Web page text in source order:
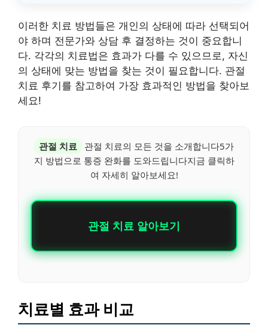
이러한 치료 방법들은 개인의 상태에 따라 선택되어
야 하며 전문가와 상담 후 결정하는 것이 중요합니
다. 각각의 치료법은 효과가 다를 수 있으므로, 자신
의 상태에 맞는 방법을 찾는 것이 필요합니다. 관절
치료 후기를 참고하여 가장 효과적인 방법을 찾아보
세요!
관절 치료
관절 치료의 모든 것을 소개합니다5가
지 방법으로 통증 완화를 도와드립니다지금 클릭하
여 자세히 알아보세요!
관절 치료 알아보기
치료별 효과 비교